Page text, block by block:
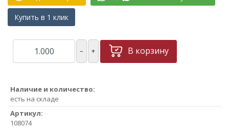
Купить в 1 клик
– + В корзину
Наличие и количество:
есть на складе
Артикул:
108074